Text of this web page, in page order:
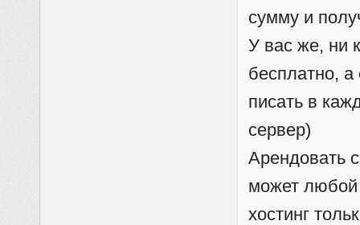
сумму и
У вас же, ни
бесплатно, а
писать в
сервер)
Арендовать
может любой
хостинг